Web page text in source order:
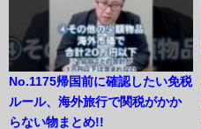
No.1175帰国前に確認したい免税
ルール、海外旅行で関税がかか
らない物まとめ!!